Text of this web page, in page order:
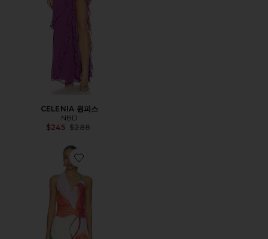
CELENIA 원피스
NBD
$245 Previous price:
$288
Favorite KALEA 원피스